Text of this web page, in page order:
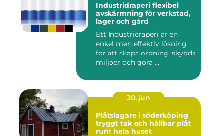
Industridraperi flexibel
avskärmning för verkstad,
lager och gård
Ett Industridraperi är en
enkel men effektiv lösning
för att skapa ordning, skydda
miljöer och göra ...
30. jun
Plåtslagare i söderköping
tryggt tak och hållbar plåt
runt hela huset